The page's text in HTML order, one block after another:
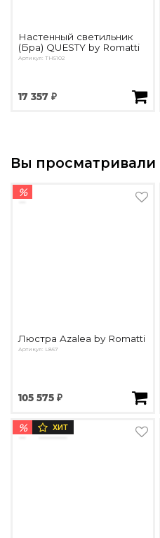
Настенный светильник
(Бра) QUESTY by Romatti
Артикул: TH5102
17 357 ₽
Вы просматривали
%
Люстра Azalea by Romatti
Артикул: L867
105 575 ₽
% ХИТ